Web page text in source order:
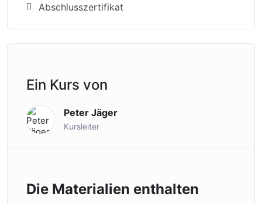
Abschlusszertifikat
Ein Kurs von
Peter Jäger
Kursleiter
Die Materialien enthalten